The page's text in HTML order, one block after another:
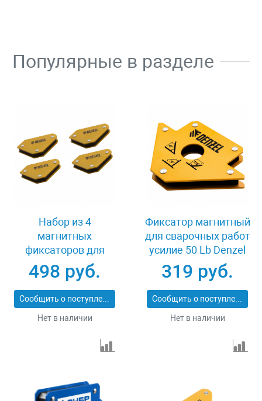
Популярные в разделе
Набор из 4
магнитных
фиксаторов для
сварочных работ
Denzel 97555
498 руб.
Сообщить о поступлении
Нет в наличии
Фиксатор магнитный
для сварочных работ
усилие 50 Lb Denzel
97553
319 руб.
Сообщить о поступлении
Нет в наличии